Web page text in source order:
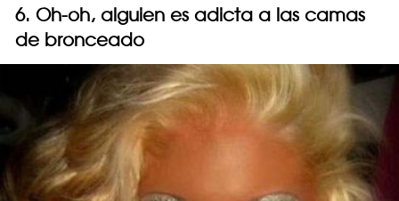
6. Oh-oh, alguien es adicta a las camas
de bronceado